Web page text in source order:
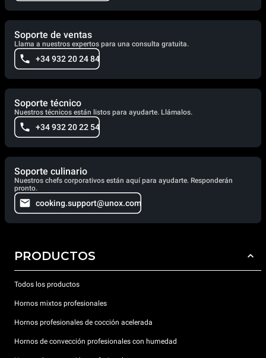
Soporte de ventas
Llama a nuestros expertos para una consulta gratuita.
+34 932 20 24 84
Soporte técnico
Nuestros técnicos están listos para ayudarte. Llámalos.
+34 932 20 22 54
Soporte culinario
Nuestros chefs corporativos están aquí para ayudarte. Responderán
pronto.
cooking.support@unox.com
PRODUCTOS
Todos los productos
Hornos mixtos profesionales
Hornos profesionales de cocción acelerada
Hornos de convección profesionales con humedad